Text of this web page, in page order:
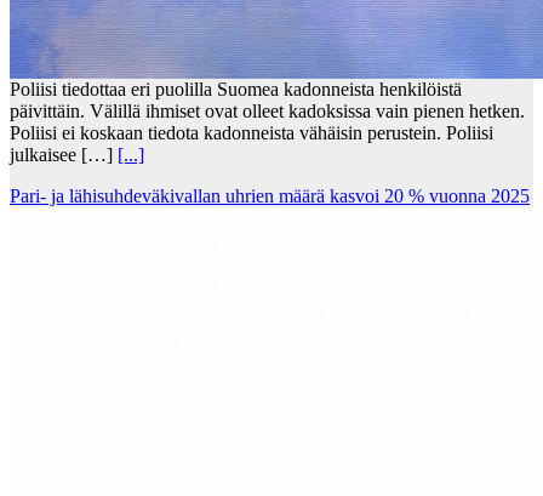
Poliisi tiedottaa eri puolilla Suomea kadonneista henkilöistä
päivittäin. Välillä ihmiset ovat olleet kadoksissa vain pienen hetken.
Poliisi ei koskaan tiedota kadonneista vähäisin perustein. Poliisi
julkaisee […] [...]
Pari- ja lähisuhdeväkivallan uhrien määrä kasvoi 20 % vuonna 2025